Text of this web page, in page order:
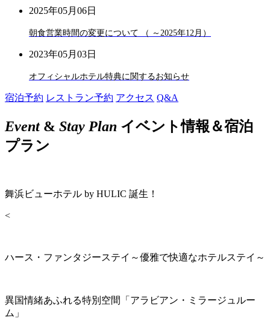
2025年05月06日
朝食営業時間の変更について （ ～2025年12月）
2023年05月03日
オフィシャルホテル特典に関するお知らせ
宿泊予約 レストラン予約 アクセス Q&A
Event& Stay Plan イベント情報＆宿泊
プラン
舞浜ビューホテル by HULIC 誕生！
<
ハース・ファンタジーステイ～優雅で快適なホテルステイ～
異国情緒あふれる特別空間「アラビアン・ミラージュルー
ム」